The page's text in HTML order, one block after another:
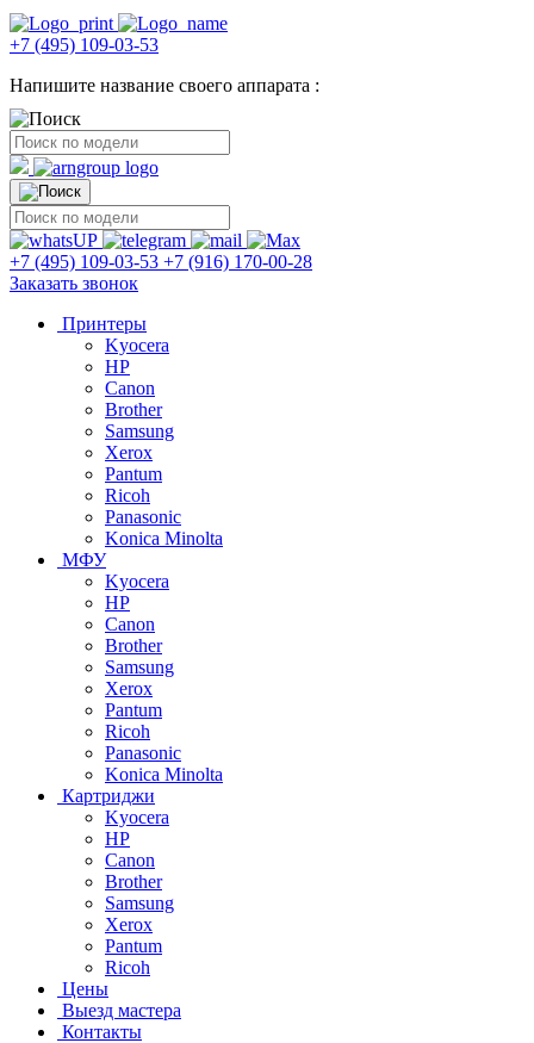
+7 (495) 109-03-53
Напишите название своего аппарата :
+7 (495) 109-03-53 +7 (916) 170-00-28
Заказать звонок
Принтеры
Kyocera
HP
Canon
Brother
Samsung
Xerox
Pantum
Ricoh
Panasonic
Konica Minolta
МФУ
Kyocera
HP
Canon
Brother
Samsung
Xerox
Pantum
Ricoh
Panasonic
Konica Minolta
Картриджи
Kyocera
HP
Canon
Brother
Samsung
Xerox
Pantum
Ricoh
Цены
Выезд мастера
Контакты